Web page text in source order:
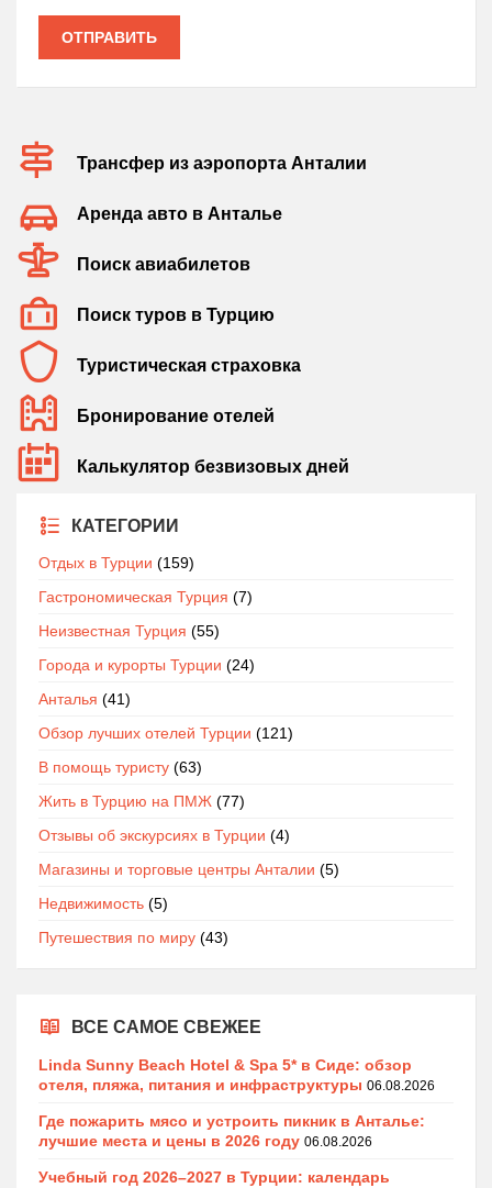
ОТПРАВИТЬ
Трансфер из аэропорта Анталии
Аренда авто в Анталье
Поиск авиабилетов
Поиск туров в Турцию
Туристическая страховка
Бронирование отелей
Калькулятор безвизовых дней
КАТЕГОРИИ
Отдых в Турции (159)
Гастрономическая Турция (7)
Неизвестная Турция (55)
Города и курорты Турции (24)
Анталья (41)
Обзор лучших отелей Турции (121)
В помощь туристу (63)
Жить в Турцию на ПМЖ (77)
Отзывы об экскурсиях в Турции (4)
Магазины и торговые центры Анталии (5)
Недвижимость (5)
Путешествия по миру (43)
ВСЕ САМОЕ СВЕЖЕЕ
Linda Sunny Beach Hotel & Spa 5* в Сиде: обзор
отеля, пляжа, питания и инфраструктуры 06.08.2026
Где пожарить мясо и устроить пикник в Анталье:
лучшие места и цены в 2026 году 06.08.2026
Учебный год 2026–2027 в Турции: календарь